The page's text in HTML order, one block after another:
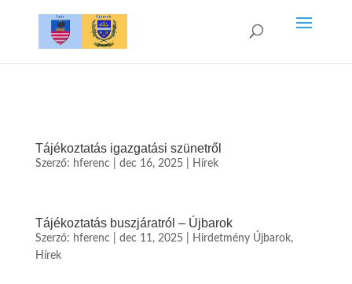
Tájékoztatás igazgatási szünetről
Szerző: hferenc dec 16, 2025| Hírek
Tájékoztatás buszjáratról – Újbarok
Szerző: hferenc dec 11, 2025| Hirdetmény Újbarok,
Hírek